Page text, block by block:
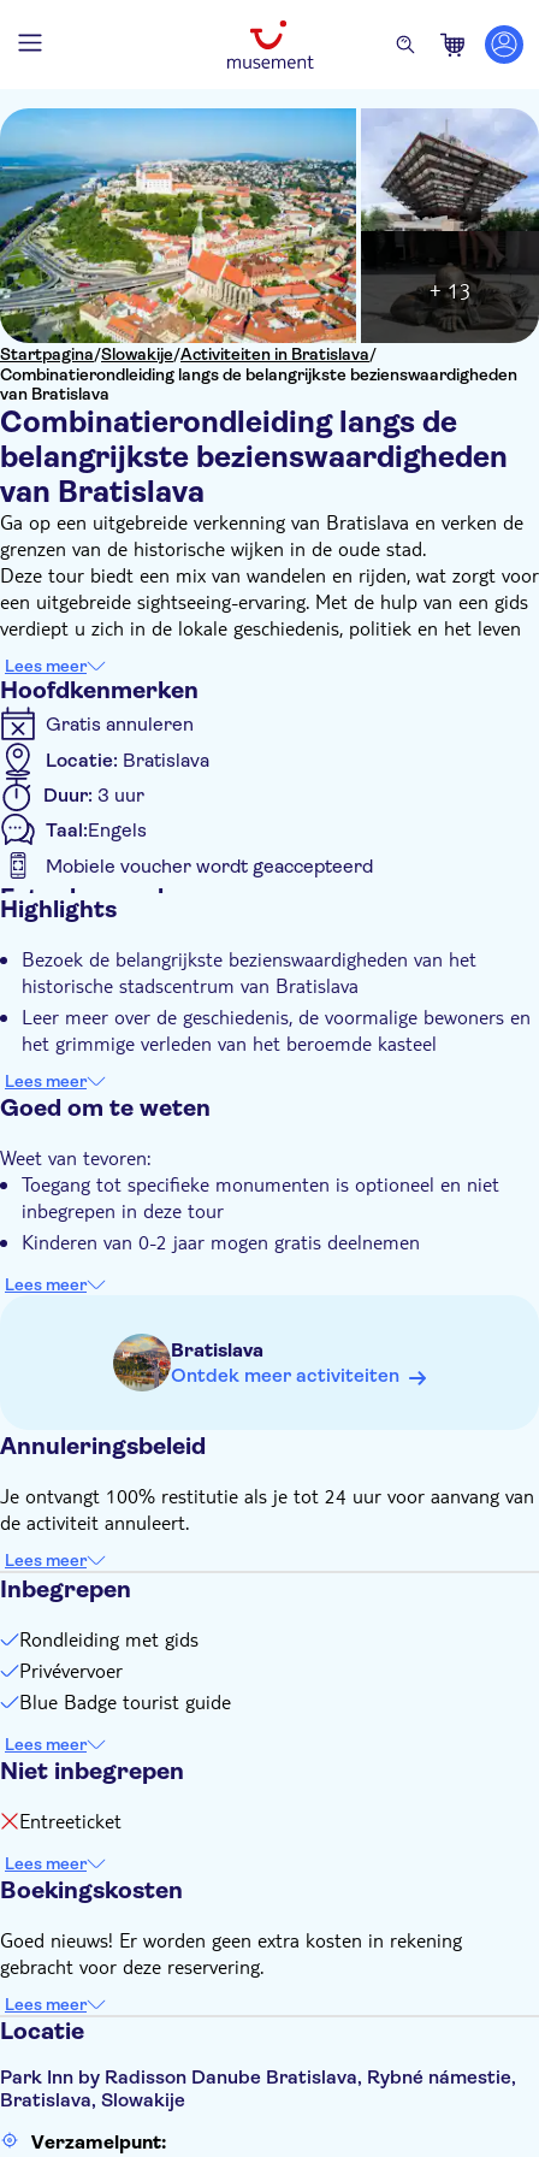
Startpagina/Slowakije/Activiteiten in Bratislava/
Combinatierondleiding langs de belangrijkste bezienswaardigheden
van Bratislava
Combinatierondleiding langs de
belangrijkste bezienswaardigheden
van Bratislava
+ 13
Ga op een uitgebreide verkenning van Bratislava en verken de
grenzen van de historische wijken in de oude stad.
Deze tour biedt een mix van wandelen en rijden, wat zorgt voor
een uitgebreide sightseeing-ervaring. Met de hulp van een gids
verdiept u zich in de lokale geschiedenis, politiek en het leven
terwijl u de hoogtepunten van de stad bezoekt. U ontdekt
iconische bezienswaardigheden zoals het hoofdplein, het oude
stadhuis, het primatiaal paleis, de Sint-Michaëlspoort en de
Sint-Maartenskathedraal. De tour omvat ook bezoeken aan het
aangrijpende Slavin-monument, het majestueuze kasteel van
Bratislava of de geweldige Blauwe Kerk en nog veel meer
andere attracties.
Deze meeslepende reis door Bratislava zorgt voor een grondige
waardering van het rijke erfgoed en de hedendaagse cultuur.
Het gaat niet alleen om het zien van de bezienswaardigheden;
het gaat om het ervaren van de ziel van de stad.
Lees meer
Hoofdkenmerken
Gratis annuleren
Locatie: Bratislava
Duur: 3 uur
Taal:Engels
Mobiele voucher wordt geaccepteerd
Extra kenmerken
Tour met gids
E-Voucher
Transport inbegrepen
Highlights
Bezoek de belangrijkste bezienswaardigheden van het
historische stadscentrum van Bratislava
Leer meer over de geschiedenis, de voormalige bewoners en
het grimmige verleden van het beroemde kasteel
Laat u volledig onderdompelen met een professionele,
gecertificeerde gids inbegrepen
vriendelijke mensen, en niet alleen om het bezoeken van
plaatsen
Lees meer
Goed om te weten
Weet van tevoren:
Toegang tot specifieke monumenten is optioneel en niet
inbegrepen in deze tour
Kinderen van 0-2 jaar mogen gratis deelnemen
Lees meer
Bratislava
Ontdek meer activiteiten
Annuleringsbeleid
Je ontvangt 100% restitutie als je tot 24 uur voor aanvang van
de activiteit annuleert.
Lees meer
Inbegrepen
Rondleiding met gids
Privévervoer
Blue Badge tourist guide
Lees meer
Niet inbegrepen
Entreeticket
Lees meer
Boekingskosten
Goed nieuws! Er worden geen extra kosten in rekening
gebracht voor deze reservering.
Lees meer
Locatie
Park Inn by Radisson Danube Bratislava, Rybné námestie,
Bratislava, Slowakije
Verzamelpunt: